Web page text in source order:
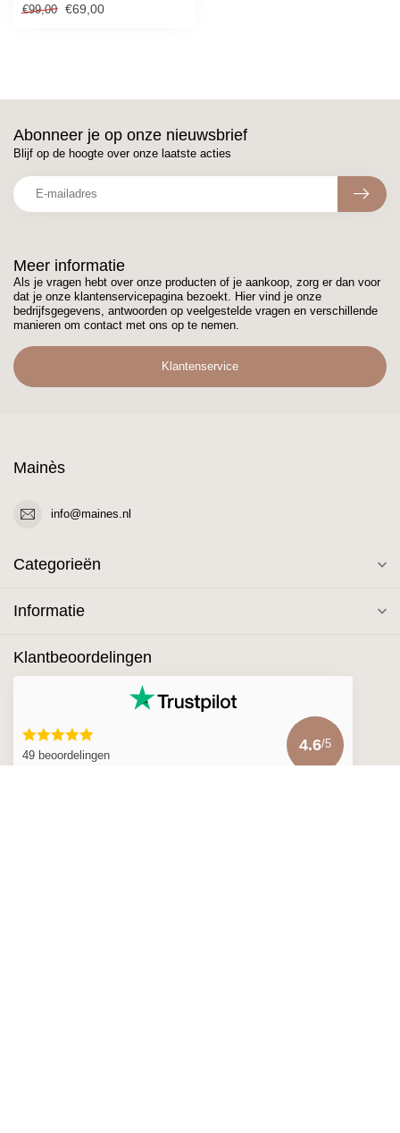
€99,00 €69,00
Meer informatie
Als je vragen hebt over onze producten of je aankoop, zorg er dan voor
dat je onze klantenservicepagina bezoekt. Hier vind je onze
bedrijfsgegevens, antwoorden op veelgestelde vragen en verschillende
manieren om contact met ons op te nemen.
Klantenservice
Abonneer je op onze nieuwsbrief
Blijf op de hoogte over onze laatste acties
Mainès
info@maines.nl
Categorieën
Informatie
Klantbeoordelingen
49 beoordelingen
4.6/5